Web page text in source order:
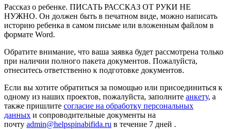
Рассказ о ребенке. ПИСАТЬ РАССКАЗ ОТ РУКИ НЕ
НУЖНО. Он должен быть в печатном виде, можно написать
историю ребенка в самом письме или вложенным файлом в
формате Word.
Обратите внимание, что ваша заявка будет рассмотрена только
при наличии полного пакета документов. Пожалуйста,
отнеситесь ответственно к подготовке документов.
Если вы хотите обратиться за помощью или присоединиться к
одному из наших проектов, пожалуйста, заполните анкету, а
также пришлите согласие на обработку персональных
данных и сопроводительные документы на
почту admin@helpspinabifida.ru в течение 7 дней .